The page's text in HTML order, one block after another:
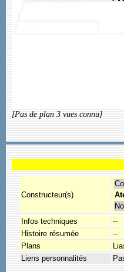
[Pas de plan 3 vues connu]
Constructeur(s)
Infos techniques
--
Histoire résumée
--
Plans
Liens personnalités